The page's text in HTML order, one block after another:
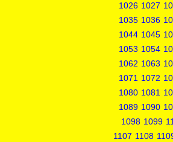
1026 1027
1035 1036
1044 1045
1053 1054
1062 1063
1071 1072
1080 1081
1089 1090
1098 1099
1107 1108